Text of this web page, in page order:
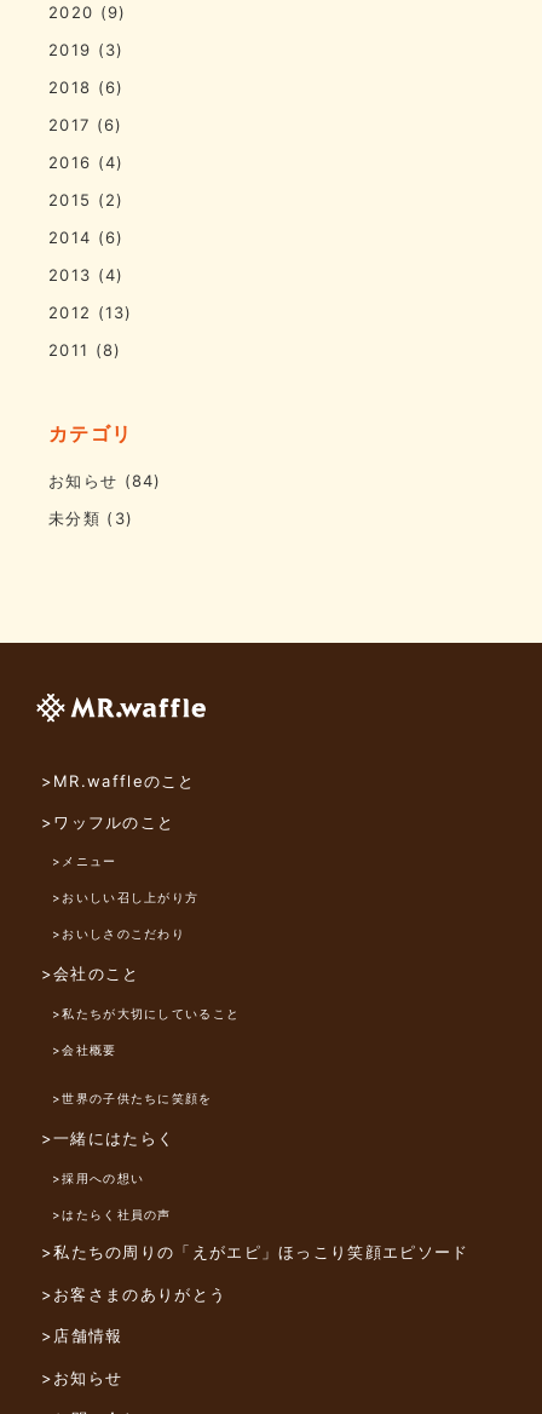
2020 (9)
2019 (3)
2018 (6)
2017 (6)
2016 (4)
2015 (2)
2014 (6)
2013 (4)
2012 (13)
2011 (8)
カテゴリ
お知らせ (84)
未分類 (3)
>MR.waffleのこと
>ワッフルのこと
>メニュー
>おいしい召し上がり方
>おいしさのこだわり
>会社のこと
>私たちが大切にしていること
>会社概要
>世界の子供たちに笑顔を
>一緒にはたらく
>採用への想い
>はたらく社員の声
>私たちの周りの「えがエピ」ほっこり笑顔エピソード
>お客さまのありがとう
>店舗情報
>お知らせ